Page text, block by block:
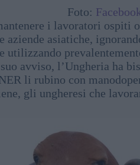
Foto:
i lavoratori ospiti
aziende asiatiche,
utilizzando
avviso, l’Ungheria ha
li rubino con
gli ungheresi che